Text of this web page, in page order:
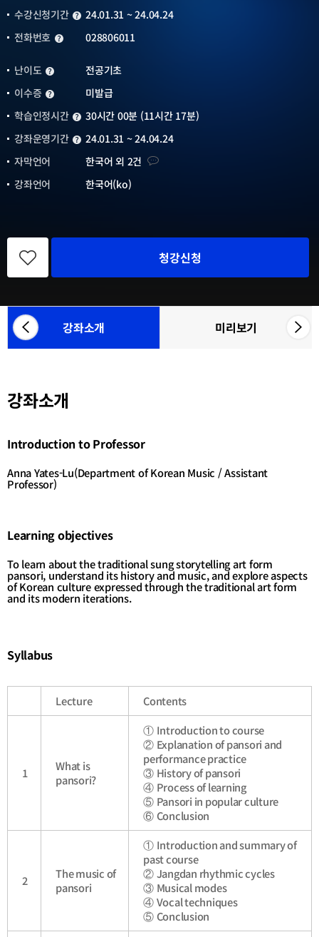
수강신청기간 수강신청기간
24.01.31 ~ 24.04.24
전화번호 전화번호028806011
난이도 난이도
전공기초
이수증 이수증
미발급
학습인정시간 학습인정시간
30시간 00분 (11시간 17분)
강좌운영기간 강좌운영기간
24.01.31 ~ 24.04.24
자막언어
한국어 외 2건 자막언어
강좌언어
한국어(ko)
관
좌
등
청강신청
좌
카
테
리
록
이
강좌소개 미리보기
참
목
록
강좌소개
Introduction to Professor
Anna Yates-Lu(Department of Korean Music /Assistant
Professor)
Learning objectives
To learn about the traditional sung storytelling art form
pansori, understand its history and music, and explore aspects
of Korean culture expressed through the traditional art form
and its modern iterations.
Syllabus
Lecture Contents
1
What is
pansori?
① Introduction to course
② Explanation of pansori and
performance practice
③ History of pansori
④ Process of learning
⑤ Pansori in popular culture
⑥Conclusion
2
The music of
pansori
① Introduction and summary of
past course
②Jangdan rhythmic cycles
③ Musical modes
④Vocal techniques
⑤Conclusion